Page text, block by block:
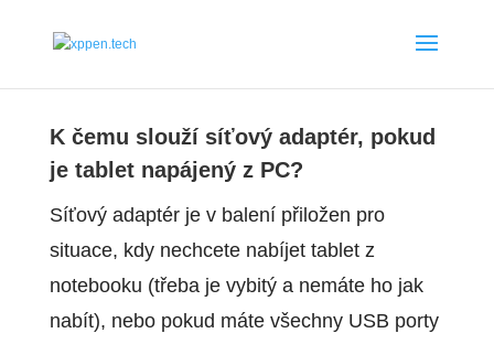
K čemu slouží síťový adaptér, pokud
je tablet napájený z PC?
Síťový adaptér je v balení přiložen pro
situace, kdy nechcete nabíjet tablet z
notebooku (třeba je vybitý a nemáte ho jak
nabít), nebo pokud máte všechny USB porty